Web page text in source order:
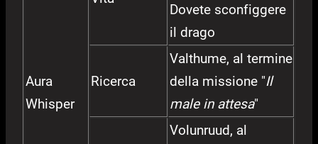
Aura
Whisper
Dovete sconfiggere
il drago
Ricerca
Valthume, al termine
della missione "Il
male in attesa"
Volunruud, al